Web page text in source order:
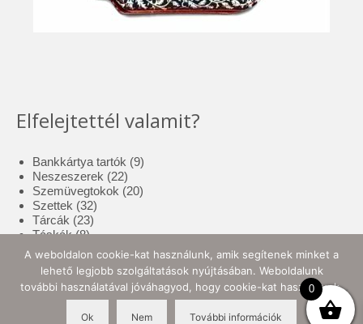
Elfelejtettél valamit?
Bankkártya tartók 99
Neszeszerek 2222
termék
Szemüvegtokok 2020
Szettek 3232
termék
Tárcák 2323
termék
Táskák 88
termék
Tolltartók
termék
Tote bag
3
termék
Zsebkendő tartók 1010
termék
0
A weboldalon cookie-kat használunk, amik segítenek minket a
lehető legjobb szolgáltatások nyújtásában. Weboldalunk
további használatával jóváhagyod, hogy cookie-kat használjunk.
Ok Nem További információk